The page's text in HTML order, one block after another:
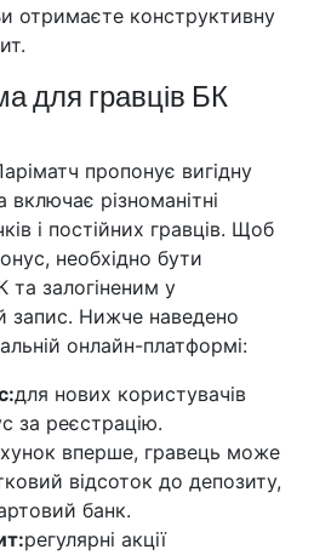
отримаєте конструктивну
для гравців БК
пропонує вигідну
різноманітні
і постійних гравців. Щоб
необхідно бути
залогіненим у
запис. Нижче наведено
онлайн-платформі:
для нових користувачів
за реєстрацію.
вперше, гравець може
відсоток до депозиту,
банк.
регулярні акції